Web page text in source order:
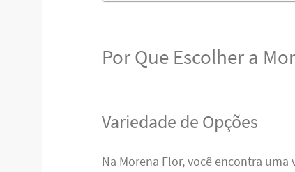
Por Que Escolher a
Variedade de Opções
Na Morena Flor, você encontra